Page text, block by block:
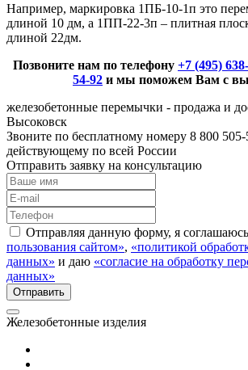
Например, маркировка 1ПБ-10-1п это
длиной 10 дм, а 1ПП-22-3п – плитная
длиной 22дм.
Позвоните нам по телефону +7 (495)
54-92 и мы поможем Вам с
железобетонные перемычки - продажа и
Высоковск
Звоните по бесплатному номеру 8 800 505-
действующему по всей России
Отправить заявку на консультацию
Отправляя данную форму, я
пользования сайтом», «политикой
данных» и даю «согласие на обработку
данных»
Железобетонные изделия